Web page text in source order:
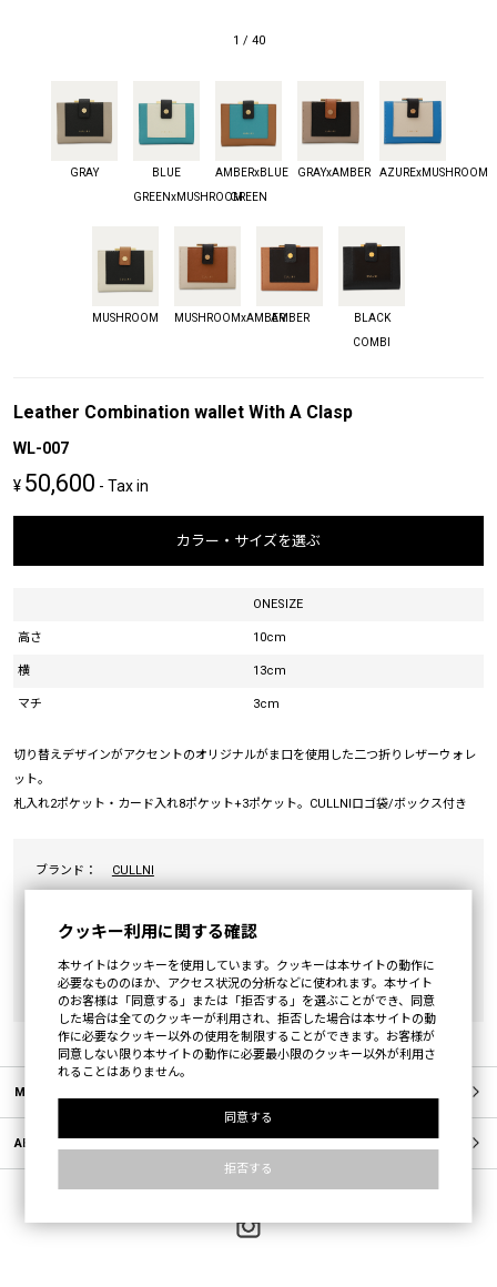
Leather Combination wallet With A Clasp
WL-007
¥ 50,600 - Tax in
カラー・サイズを選ぶ
高さ
横
マチ
ONESIZE
10cm
13cm
3cm
切り替えデザインがアクセントのオリジナルがま口を使用した二つ折りレザーウォレ
ット。
札入れ2ポケット・カード入れ8ポケット+3ポケット。CULLNIロゴ袋/ボックス付き
ブランド： CULLNI
素材： 表地:牛革(Body:Cowhide) 裏地:レーヨン100%
(Lining:Rayon100%)
原産国： JAPAN
1 / 40
GRAY
BLUE
GREENxMUSHROOM
AMBERxBLUE
GREEN
GRAYxAMBER AZURExMUSHROOM
MUSHROOM MUSHROOMxAMBERAMBER
BLACK
COMBI
MEMBERS
ABOUT US
クッキー利用に関する確認
本サイトはクッキーを使用しています。クッキーは本サイトの動作に
必要なもののほか、アクセス状況の分析などに使われます。本サイト
のお客様は「同意する」または「拒否する」を選ぶことができ、同意
した場合は全てのクッキーが利用され、拒否した場合は本サイトの動
作に必要なクッキー以外の使用を制限することができます。お客様が
同意しない限り本サイトの動作に必要最小限のクッキー以外が利用さ
れることはありません。
同意する
拒否する